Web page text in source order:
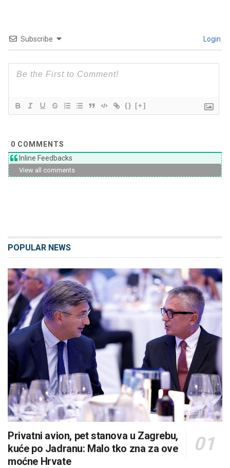
Subscribe Login
{} [+]
0 COMMENTS
Inline Feedbacks
View all comments
POPULAR NEWS
Privatni avion, pet stanova u Zagrebu,
kuće po Jadranu: Malo tko zna za ove
moćne Hrvate